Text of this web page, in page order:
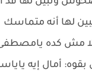
لها أنه متماسك
مش كده
أمال إيه